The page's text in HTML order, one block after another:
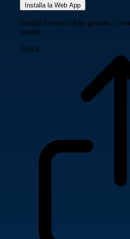
Installa la Web App
Installa la nostra App gratuita e
notizie
Tocca